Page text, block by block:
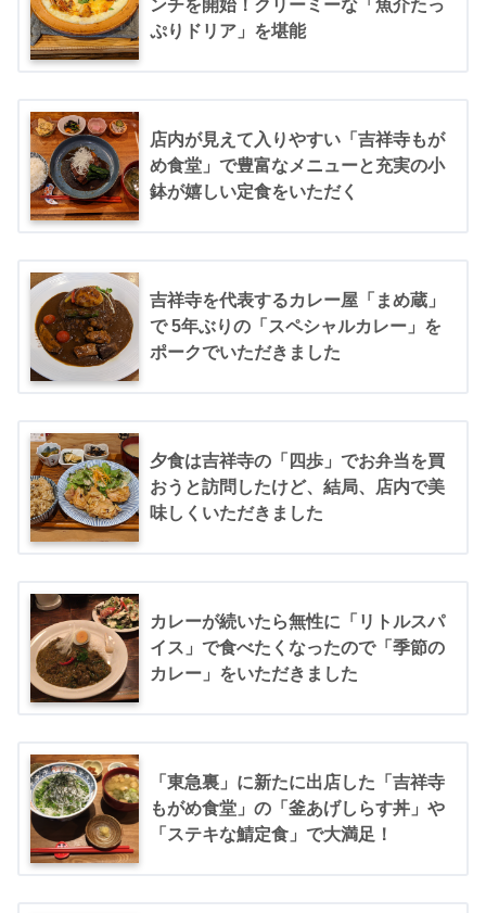
ンチを開始！クリーミーな「魚介たっ
ぷりドリア」を堪能
店内が見えて入りやすい「吉祥寺もが
め食堂」で豊富なメニューと充実の小
鉢が嬉しい定食をいただく
吉祥寺を代表するカレー屋「まめ蔵」
で 5年ぶりの「スペシャルカレー」を
ポークでいただきました
夕食は吉祥寺の「四歩」でお弁当を買
おうと訪問したけど、結局、店内で美
味しくいただきました
カレーが続いたら無性に「リトルスパ
イス」で食べたくなったので「季節の
カレー」をいただきました
「東急裏」に新たに出店した「吉祥寺
もがめ食堂」の「釜あげしらす丼」や
「ステキな鯖定食」で大満足！